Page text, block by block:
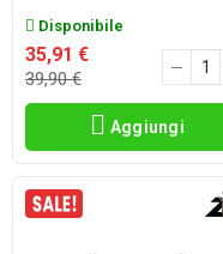
Disponibile
35,91 €
39,90 €
Aggiungi